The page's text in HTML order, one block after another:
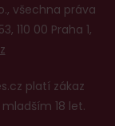
všechna práva
110 00 Praha 1,
platí zákaz
18 let.